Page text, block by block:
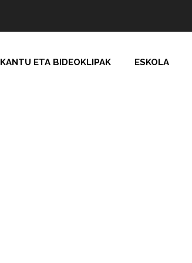
KANTU ETA BIDEOKLIPAK ESKOLA